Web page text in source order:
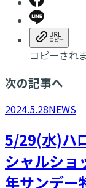
コピーされ
次の記事へ
2024.5.28NEWS
5/29(水)ハ
シャルショ
年サンデー